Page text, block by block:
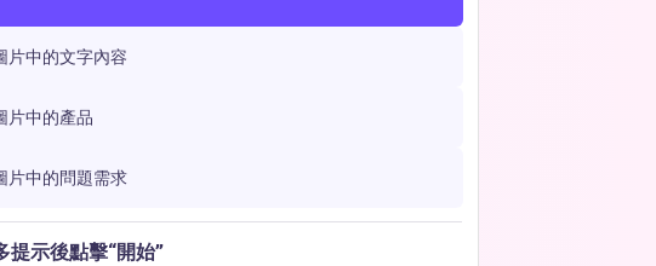
片中的文字內容
片中的產品
片中的問題需求
提示後點擊“開始”